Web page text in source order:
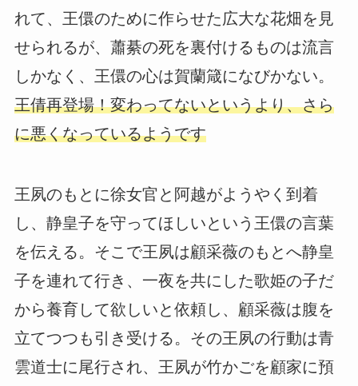
れて、王儇のために作らせた広大な花畑を見
せられるが、蕭綦の死を裏付けるものは流言
しかなく、王儇の心は賀蘭箴になびかない。
王倩再登場！変わってないというより、さら
に悪くなっているようです
王夙のもとに徐女官と阿越がようやく到着
し、静皇子を守ってほしいという王儇の言葉
を伝える。そこで王夙は顧采薇のもとへ静皇
子を連れて行き、一夜を共にした歌姫の子だ
から養育して欲しいと依頼し、顧采薇は腹を
立てつつも引き受ける。その王夙の行動は青
雲道士に尾行され、王夙が竹かごを顧家に預